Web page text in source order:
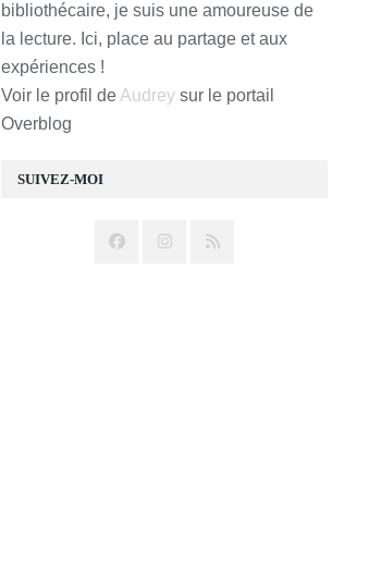
SUIVEZ-MOI
bibliothécaire, je suis une amoureuse de
la lecture. Ici, place au partage et aux
expériences !
Voir le profil de Audrey sur le portail
Overblog